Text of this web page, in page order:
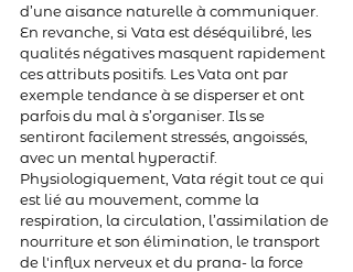
d’une aisance naturelle à communiquer.
En revanche, si Vata est déséquilibré, les
qualités négatives masquent rapidement
ces attributs positifs. Les Vata ont par
exemple tendance à se disperser et ont
parfois du mal à s’organiser. Ils se
sentiront facilement stressés, angoissés,
avec un mental hyperactif.
Physiologiquement, Vata régit tout ce qui
est lié au mouvement, comme la
respiration, la circulation, l’assimilation de
nourriture et son élimination, le transport
de l'influx nerveux et du prana- la force